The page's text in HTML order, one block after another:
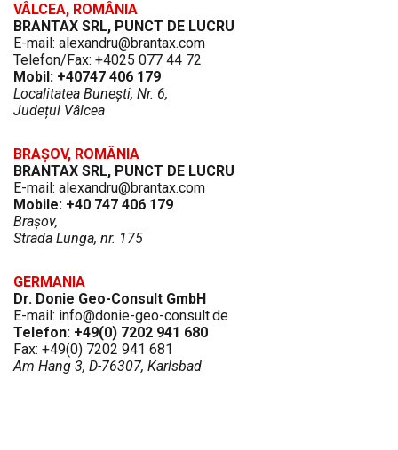
VÂLCEA, ROMÂNIA
BRANTAX SRL, PUNCT DE LUCRU
E-mail: alexandru@brantax.com
Telefon/Fax: +4025 077 44 72
Mobil: +40747 406 179
Localitatea Bunești, Nr. 6,
Județul Vâlcea
BRAȘOV, ROMÂNIA
BRANTAX SRL, PUNCT DE LUCRU
E-mail: alexandru@brantax.com
Mobile: +40 747 406 179
Brașov,
Strada Lunga, nr. 175
GERMANIA
Dr. Donie Geo-Consult GmbH
E-mail: info@donie-geo-consult.de
Telefon: +49(0) 7202 941 680
Fax: +49(0) 7202 941 681
Am Hang 3, D-76307, Karlsbad